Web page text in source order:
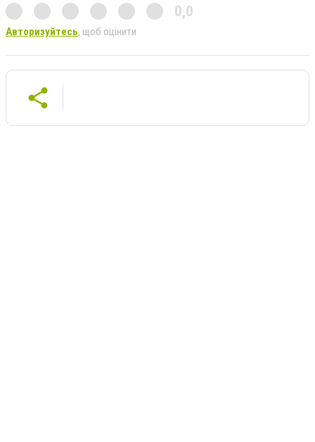
0,0
Авторизуйтесь, щоб оцінити